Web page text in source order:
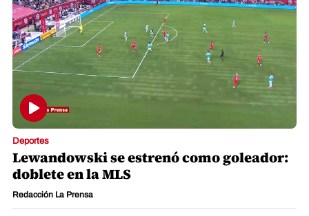
Deportes
Lewandowski se estrenó como goleador:
doblete en la MLS
Redacción La Prensa